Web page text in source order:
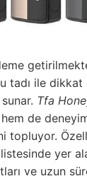
tadı ile
Tfa
de
topluyor.
listesinde yer
ve uzun